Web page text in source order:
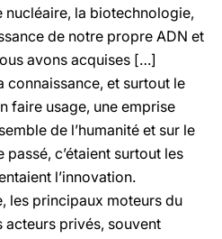
nucléaire, la biotechnologie,
de notre propre ADN et
avons acquises […]
connaissance, et surtout le
faire usage, une emprise
de l’humanité et sur le
passé, c’étaient surtout les
l’innovation.
les principaux moteurs du
privés, souvent